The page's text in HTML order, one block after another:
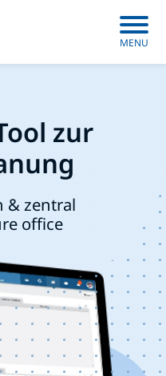
MENU
zur
& zentral
office